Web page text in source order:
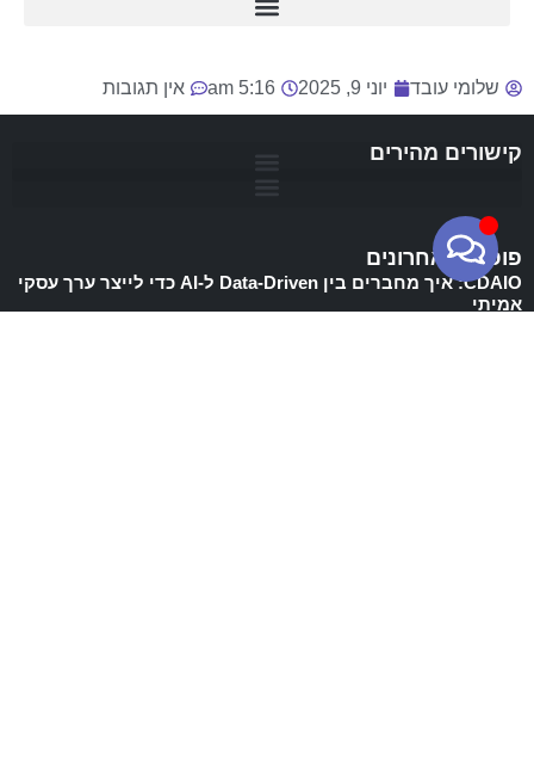
שלומי עובד יוני 9, 2025 5:16 am אין תגובות
קישורים מהירים
פוסטים אחרונים
CDAIO: איך מחברים בין Data-Driven ל-AI כדי לייצר ערך עסקי
אמיתי